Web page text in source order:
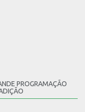
PROGRAMAÇÃO